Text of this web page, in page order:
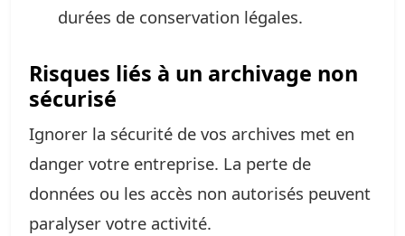
durées de conservation légales.
Risques liés à un archivage non
sécurisé
Ignorer la sécurité de vos archives met en
danger votre entreprise. La perte de
données ou les accès non autorisés peuvent
paralyser votre activité.